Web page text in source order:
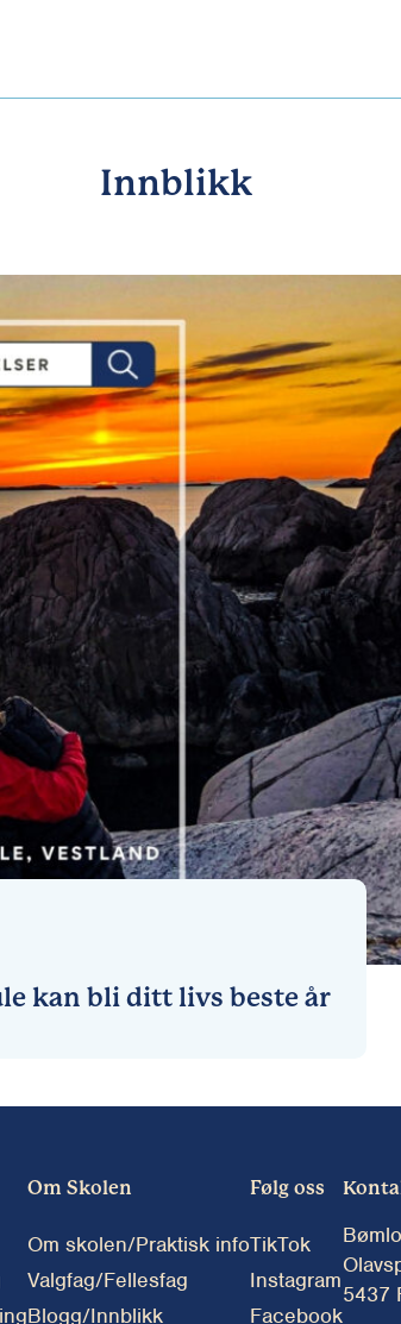
Innblikk
kan bli ditt livs beste år
Om Skolen
Om skolen/Praktisk info
Valgfag/Fellesfag
Blogg/Innblikk
Følg oss
TikTok
Instagram
Facebook
5437